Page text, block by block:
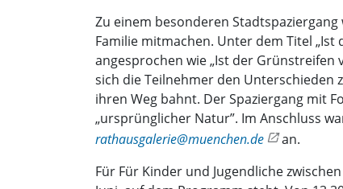
Zu einem besonderen
Familie mitmachen. Unter dem Titel
angesprochen wie „Ist der Grünstreifen
sich die Teilnehmer den Unterschieden
ihren Weg bahnt. Der Spaziergang mit
„ursprünglicher Natur”. Im Anschluss
rathausgalerie@muenchen.de
an.
Für Für Kinder und Jugendliche